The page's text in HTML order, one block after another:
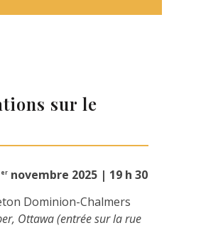
sur le
er novembre 2025 | 19 h 30
Dominion-Chalmers
Ottawa (entrée sur la rue